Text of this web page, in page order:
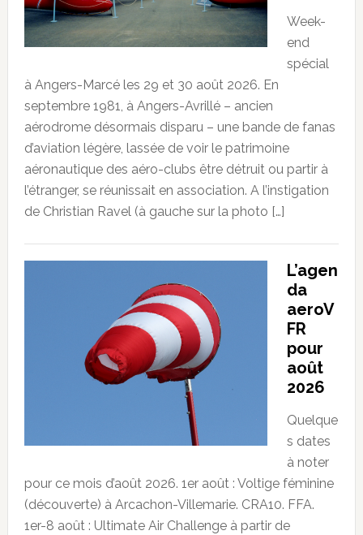
Week-
end
spécial
à Angers-Marcé les 29 et 30 août 2026. En
septembre 1981, à Angers-Avrillé – ancien
aérodrome désormais disparu – une bande de fanas
d’aviation légère, lassée de voir le patrimoine
aéronautique des aéro-clubs être détruit ou partir à
l’étranger, se réunissait en association. A l’instigation
de Christian Ravel (à gauche sur la photo […]
L’agen
da
aeroV
FR
pour
août
2026
Quelque
s dates
à noter
pour ce mois d’août 2026. 1er août : Voltige féminine
(découverte) à Arcachon-Villemarie. CRA10. FFA.
1er-8 août : Ultimate Air Challenge à partir de